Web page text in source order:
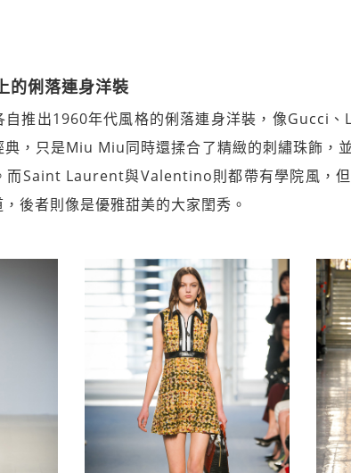
的俐落連身洋裝
自推出1960年代風格的俐落連身洋裝，像Gucci
典，只是Miu Miu同時還揉合了精緻的刺繡珠飾，
而Saint Laurent與Valentino則都帶有學院風，
後者則像是優雅甜美的大家閨秀。